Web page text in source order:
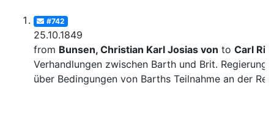
#742
25.10.1849
from Bunsen, Christian Karl Josias von to Carl
Verhandlungen zwischen Barth und Brit. Regierung
über Bedingungen von Barths Teilnahme an der